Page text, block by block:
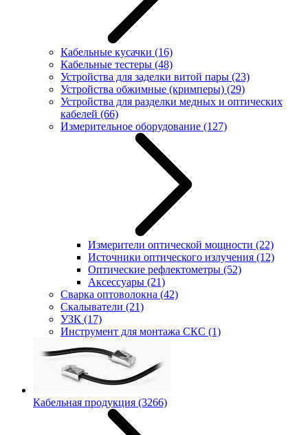
Кабельные кусачки (16)
Кабельные тестеры (48)
Устройства для заделки витой пары (23)
Устройства обжимные (кримперы) (29)
Устройства для разделки медных и оптических
кабелей (66)
Измерительное оборудование (127)
Измерители оптической мощности (22)
Источники оптического излучения (12)
Оптические рефлектометры (52)
Аксессуары (21)
Сварка оптоволокна (42)
Скалыватели (21)
УЗК (17)
Инструмент для монтажа СКС (1)
Кабельная продукция (3266)